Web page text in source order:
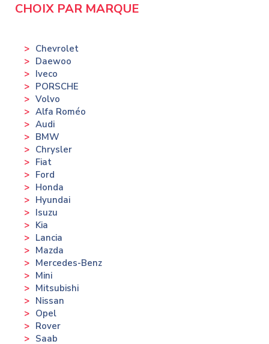
CHOIX PAR MARQUE
Chevrolet
Daewoo
Iveco
PORSCHE
Volvo
Alfa Roméo
Audi
BMW
Chrysler
Fiat
Ford
Honda
Hyundai
Isuzu
Kia
Lancia
Mazda
Mercedes-Benz
Mini
Mitsubishi
Nissan
Opel
Rover
Saab